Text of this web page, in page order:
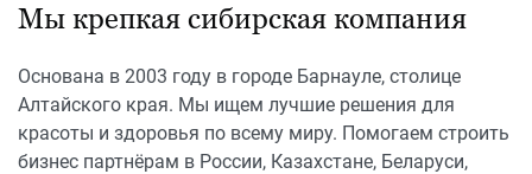
Мы крепкая сибирская компания
Основана в 2003 году в городе Барнауле, столице
Алтайского края. Мы ищем лучшие решения для
красоты и здоровья по всему миру. Помогаем строить
бизнес партнёрам в России, Казахстане, Беларуси,